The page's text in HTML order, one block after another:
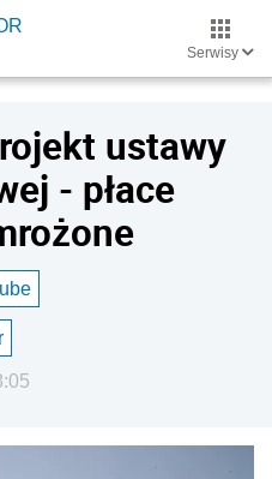
Serwisy
ustawy
- płace